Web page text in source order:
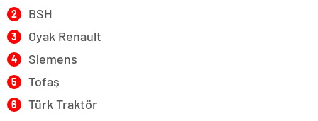
BSH
Oyak Renault
Siemens
Tofaş
Türk Traktör